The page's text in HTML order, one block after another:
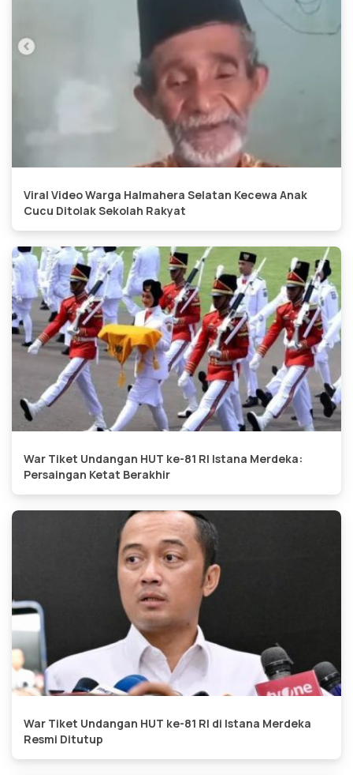
Viral Video Warga Halmahera Selatan Kecewa Anak
Cucu Ditolak Sekolah Rakyat
War Tiket Undangan HUT ke-81 RI Istana Merdeka:
Persaingan Ketat Berakhir
War Tiket Undangan HUT ke-81 RI di Istana Merdeka
Resmi Ditutup